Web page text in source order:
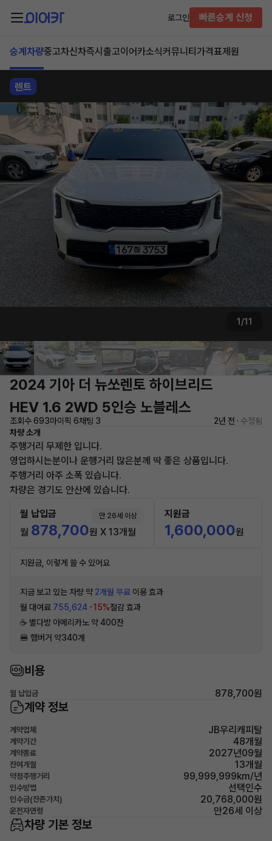
로그인 빠른승계 신청
승계차량중고차신차즉시출고이어카소식커뮤니티 가격표제원
렌트
1/11
2024 기아 더 뉴쏘렌토 하이브리드
HEV 1.6 2WD 5인승 노블레스
조회수 693마이픽 6채팅 3 2년 전 · 수정됨
차량 소개
주행거리 무제한 입니다.
영업하시는분이나 운행거리 많은분께 딱 좋은 상품입니다.
주행거리 아주 소폭 있습니다.
차량은 경기도 안산에 있습니다.
월 납입금 만 26세 이상
월 878,700원 X 13개월
지원금
1,600,000원
지원금, 이렇게 쓸 수 있어요
지금 보고 있는 차량 약 2개월 무료 이용 효과
월 대여료 755,624 -15%절감 효과
☕️ 별다방 아메리카노 약 400잔
🍔 햄버거 약340개
비용
월 납입금 878,700원
계약 정보
계약업체 JB우리캐피탈
계약기간 48개월
계약종료 2027년09월
잔여개월 13개월
약정주행거리 99,999,999km/년
인수방법 선택인수
인수금(잔존가치) 20,768,000원
운전자연령 만26세 이상
차량 기본 정보